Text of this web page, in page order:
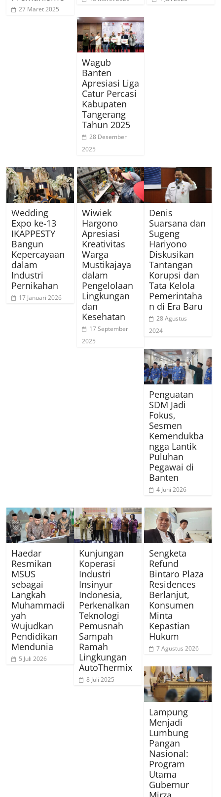
27 Maret 2025
Wagub
Banten
Apresiasi Liga
Catur Percasi
Kabupaten
Tangerang
Tahun 2025
28 Desember
2025
Wedding
Expo ke-13
IKAPPESTY
Bangun
Kepercayaan
dalam
Industri
Pernikahan
17 Januari 2026
Wiwiek
Hargono
Apresiasi
Kreativitas
Warga
Mustikajaya
dalam
Pengelolaan
Lingkungan
dan
Kesehatan
17 September
2025
Denis
Suarsana dan
Sugeng
Hariyono
Diskusikan
Tantangan
Korupsi dan
Tata Kelola
Pemerintaha
n di Era Baru
28 Agustus
2024
Penguatan
SDM Jadi
Fokus,
Sesmen
Kemendukba
ngga Lantik
Puluhan
Pegawai di
Banten
4 Juni 2026
Haedar
Resmikan
MSUS
sebagai
Langkah
Muhammadi
yah
Wujudkan
Pendidikan
Mendunia
5 Juli 2026
Kunjungan
Koperasi
Industri
Insinyur
Indonesia,
Perkenalkan
Teknologi
Pemusnah
Sampah
Ramah
Lingkungan
AutoThermix
8 Juli 2025
Sengketa
Refund
Bintaro Plaza
Residences
Berlanjut,
Konsumen
Minta
Kepastian
Hukum
7 Agustus 2026
Lampung
Menjadi
Lumbung
Pangan
Nasional:
Program
Utama
Gubernur